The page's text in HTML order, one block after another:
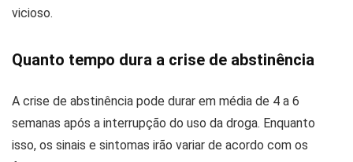
vicioso.
Quanto tempo dura a crise de abstinência
A crise de abstinência pode durar em média de 4 a 6
semanas após a interrupção do uso da droga. Enquanto
isso, os sinais e sintomas irão variar de acordo com os